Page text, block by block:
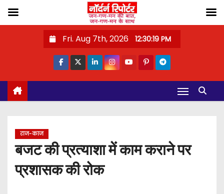
o
Fri. Aug 7th, 2026 12:30:20 PM
राज-काज
बजट की प्रत्याशा में काम कराने पर
प्रशासक की रोक